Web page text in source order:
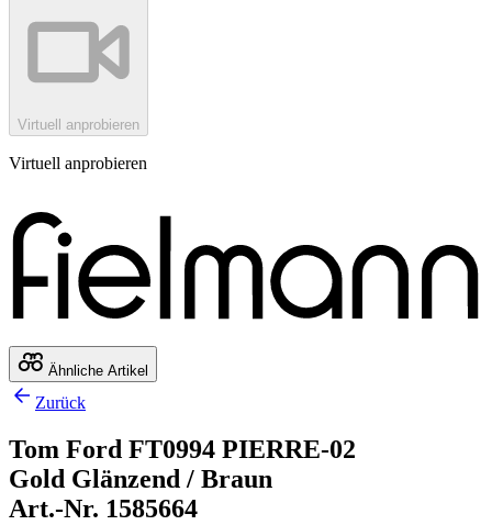
Virtuell anprobieren
Virtuell anprobieren
Ähnliche Artikel
Zurück
Tom Ford FT0994 PIERRE-02
Gold Glänzend / Braun
Art.-Nr. 1585664